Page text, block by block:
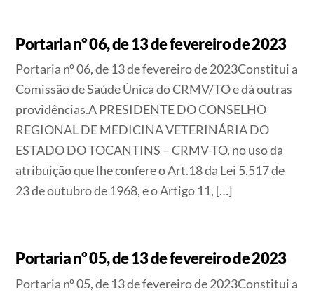
Portaria nº 06, de 13 de fevereiro de 2023
Portaria nº 06, de 13 de fevereiro de 2023Constitui a
Comissão de Saúde Única do CRMV/TO e dá outras
providências.A PRESIDENTE DO CONSELHO
REGIONAL DE MEDICINA VETERINÁRIA DO
ESTADO DO TOCANTINS – CRMV-TO, no uso da
atribuição que lhe confere o Art.18 da Lei 5.517 de
23 de outubro de 1968, e o Artigo 11, […]
Portaria nº 05, de 13 de fevereiro de 2023
Portaria nº 05, de 13 de fevereiro de 2023Constitui a